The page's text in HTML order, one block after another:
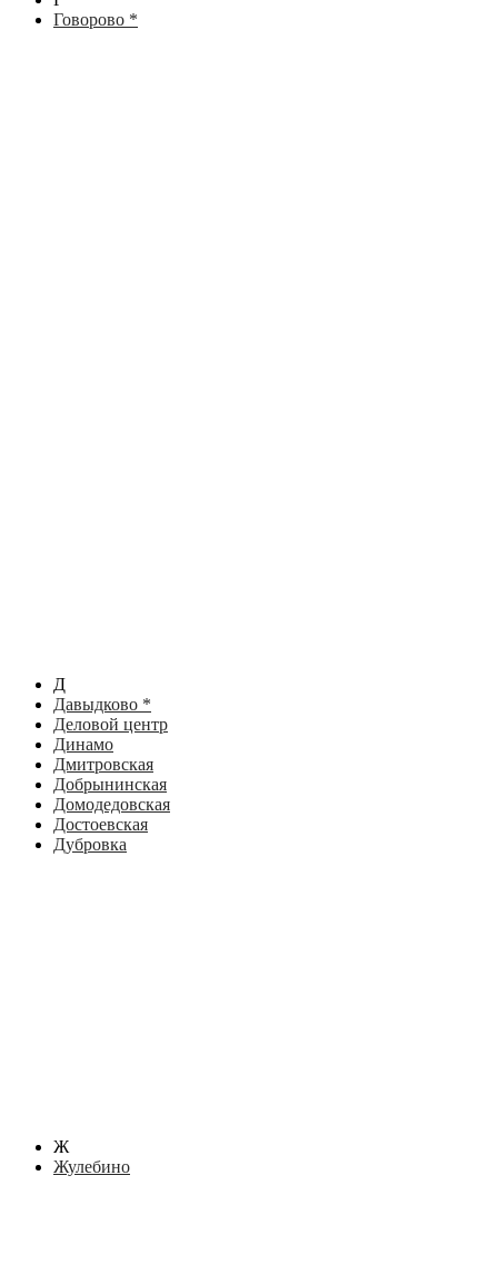
Говорово *
Д
Давыдково *
Деловой центр
Динамо
Дмитровская
Добрынинская
Домодедовская
Достоевская
Дубровка
Ж
Жулебино